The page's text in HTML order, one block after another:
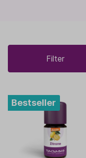
Filter
Bestseller